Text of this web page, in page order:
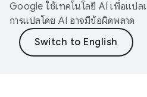
Google ใช้เทคโนโลยี AI เพื่อแป
การแปลโดย AI อาจมีข้อผิดพลาด